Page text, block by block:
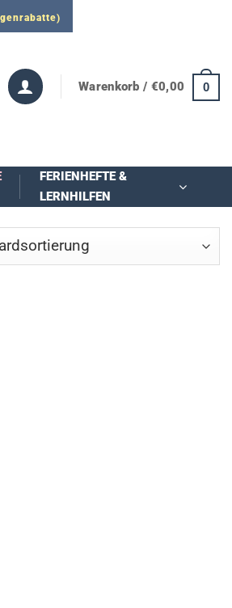
Warenkorb / €0,00 0
FERIENHEFTE &
LERNHILFEN